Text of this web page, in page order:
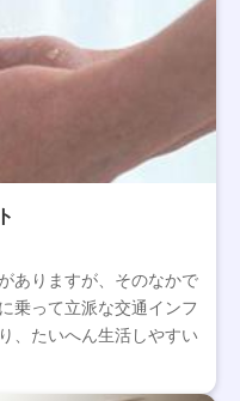
ありますが、そのなかで
乗って立派な交通インフ
、たいへん生活しやすい